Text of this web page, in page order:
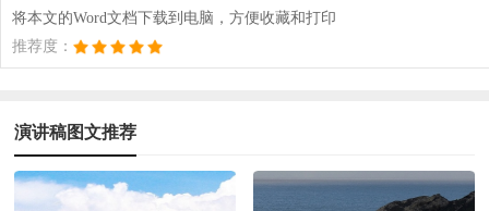
将本文的Word文档下载到电脑，方便收藏和打印
推荐度：
演讲稿图文推荐